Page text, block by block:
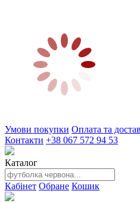
Умови покупки Оплата та
Контакти +38 067 572 94 53
Каталог
Кабінет Обране Кошик